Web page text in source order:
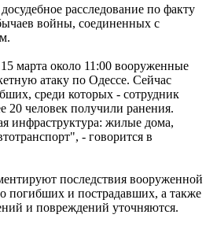
расследование по факту
войны, соединенных с
марта около 11:00 вооруженные
атаку по Одессе. Сейчас
среди которых - сотрудник
человек получили ранения.
инфраструктура: жилые дома,
- говорится в
последствия вооруженной
погибших и пострадавших, а также
и повреждений уточняются.